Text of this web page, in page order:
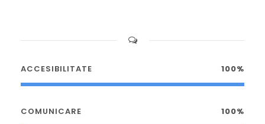
ACCESIBILITATE 100%
COMUNICARE 100%